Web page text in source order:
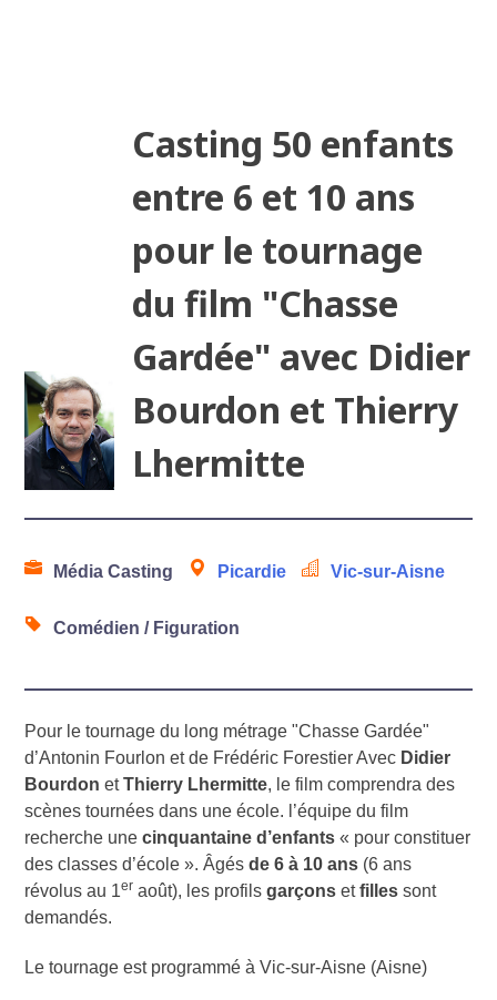
Casting 50 enfants
entre 6 et 10 ans
pour le tournage
du film "Chasse
Gardée" avec Didier
Bourdon et Thierry
Lhermitte
Média Casting Picardie Vic-sur-Aisne
Comédien / Figuration
Pour le tournage du long métrage "Chasse Gardée"
d’Antonin Fourlon et de Frédéric Forestier Avec Didier
Bourdon etThierry Lhermitte, le film comprendra des
scènes tournées dans une école. l’équipe du film
recherche unecinquantaine d’enfants « pour constituer
des classes d’école ». Âgésde 6 à 10 ans (6 ans
révolus au 1er août), les profilsgarçons etfilles sont
demandés.
Le tournage est programmé à Vic-sur-Aisne (Aisne)